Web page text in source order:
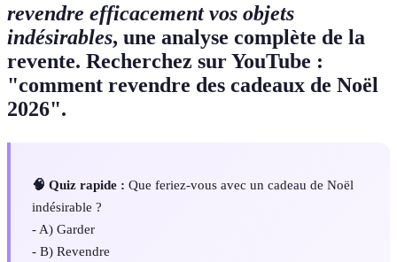
revendre efficacement vos objets
indésirables, une analyse complète de la
revente. Recherchez sur YouTube :
"comment revendre des cadeaux de Noël
2026".
🧠 Quiz rapide : Que feriez-vous avec un cadeau de Noël
indésirable ?
- A) Garder
- B) Revendre